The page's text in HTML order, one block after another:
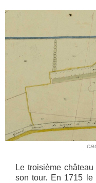
Le troisième
son tour. En 1715 le